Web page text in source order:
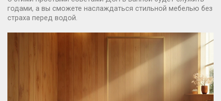
годами, а вы сможете наслаждаться стильной мебелью без
страха перед водой.